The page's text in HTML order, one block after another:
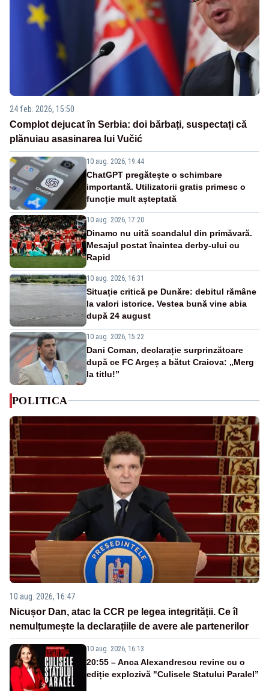
24 feb. 2026, 15:50
Complot dejucat în Serbia: doi bărbați, suspectați că
plănuiau asasinarea lui Vučić
10 aug. 2026, 19:44
ChatGPT pregătește o schimbare
importantă. Utilizatorii gratis primesc o
funcție mult așteptată
10 aug. 2026, 17:20
Dinamo nu uită scandalul din primăvară.
Mesajul postat înaintea derby-ului cu
Rapid
10 aug. 2026, 16:31
Situație critică pe Dunăre: debitul rămâne
la valori istorice. Vestea bună vine abia
după 24 august
10 aug. 2026, 15:22
Dani Coman, declarație surprinzătoare
după ce FC Argeș a bătut Craiova: „Merg
la titlu!”
POLITICA
10 aug. 2026, 16:47
Nicușor Dan, atac la CCR pe legea integrității. Ce îl
nemulțumește la declarațiile de avere ale partenerilor
10 aug. 2026, 16:13
20:55 – Anca Alexandrescu revine cu o
ediție explozivă "Culisele Statului Paralel”